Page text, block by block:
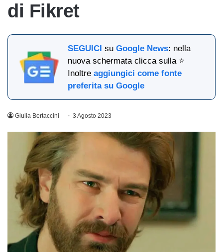
di Fikret
SEGUICI suGoogle News: nella
nuova schermata clicca sulla ⭐
Inoltreaggiungici come fonte
preferita su Google
Giulia Bertaccini 3 Agosto 2023